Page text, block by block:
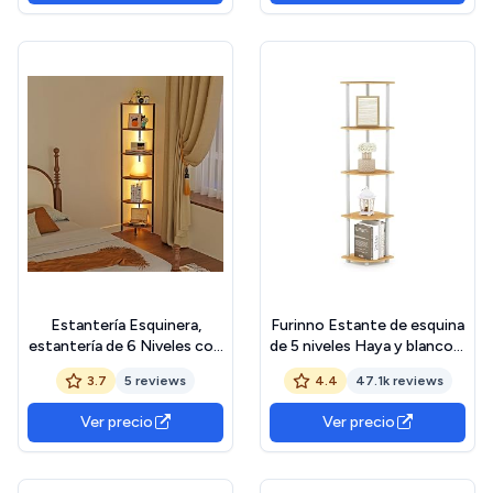
BaÑo, Oficina en Casa,
Council
Moderna de Rinconera
Estantería Esquinera,
estantería de 6 Niveles con
Luz LED, Estanteria de
Almacenamiento,
Estantería para Plantas,
para Sala de Estar,
Dormitorio, Oficina, Marrón
3.7 5 reviews
Ver precio
Furinno Estante de esquina
de 5 niveles Haya y blanco 5
4.4 47.1k reviews
Ver precio